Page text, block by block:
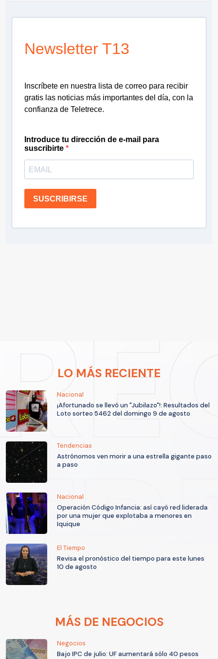
Newsletter T13
Inscríbete en nuestra lista de correo para recibir
gratis las noticias más importantes del día, con la
confianza de Teletrece.
Introduce tu dirección de e-mail para
suscribirte
SUSCRIBIRSE
LO MÁS RECIENTE
Nacional
¡Afortunado se llevó un "Jubilazo"!: Resultados del
Loto sorteo 5462 del domingo 9 de agosto
Tendencias
Astrónomos ven morir a una estrella gigante paso
a paso
Nacional
Operación Código Infancia: así cayó red liderada
por una mujer que explotaba a menores en
Iquique
El Tiempo
Revisa el pronóstico del tiempo para este lunes
10 de agosto
MÁS DE NEGOCIOS
Negocios
Bajo IPC de julio: UF aumentará sólo 40 pesos